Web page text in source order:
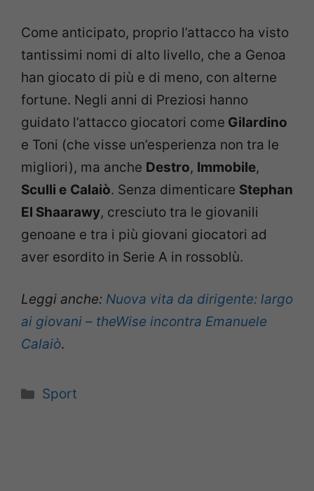
Come anticipato, proprio l’attacco ha visto
tantissimi nomi di alto livello, che a Genoa
han giocato di più e di meno, con alterne
fortune. Negli anni di Preziosi hanno
guidato l’attacco giocatori come Gilardino
e Toni (che visse un’esperienza non tra le
migliori), ma anche Destro, Immobile,
Sculli e Calaiò. Senza dimenticare Stephan
El Shaarawy, cresciuto tra le giovanili
genoane e tra i più giovani giocatori ad
aver esordito in Serie A in rossoblù.
Leggi anche: Nuova vita da dirigente: largo
ai giovani – theWise incontra Emanuele
Calaiò.
Categorie
Sport